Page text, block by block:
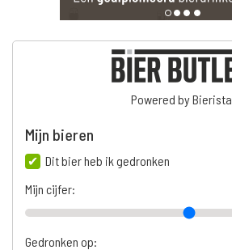
Powered by Bierista
Mijn bieren
Dit bier heb ik gedronken
Mijn cijfer:
Gedronken op: